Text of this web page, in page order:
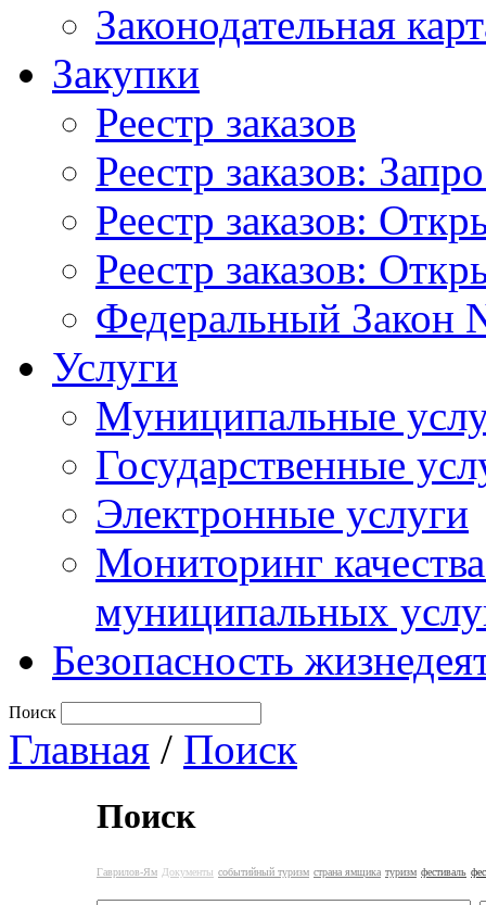
Законодательная
Закупки
Реестр заказов
Реестр заказов:
Реестр заказов:
Реестр заказов:
Федеральный Закон
Услуги
Муниципальные
Государственные
Электронные услуги
Мониторинг
муниципальных
Безопасность
Поиск
Главная / Поиск
Поиск
Гаврилов-Ям Документы событийный туризм страна ямщика туризм фестиваль